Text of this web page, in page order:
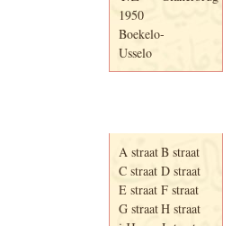
1950
Boekelo-
Usselo
A straatB straat
C straat D straat
E straat F straat
G straatH straat